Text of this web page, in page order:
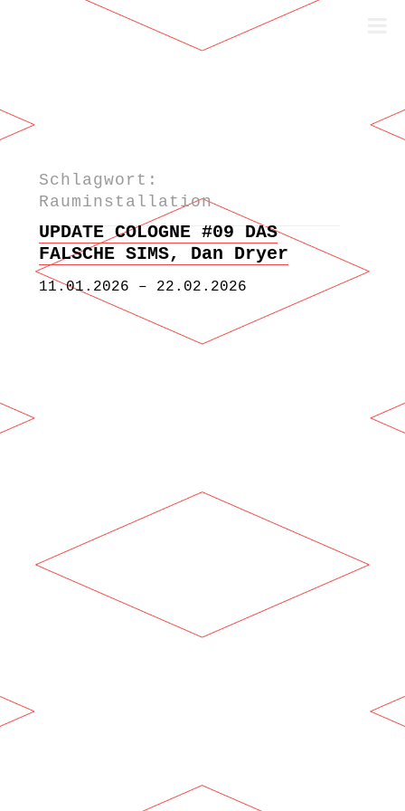
Zum Inhalt springen
Schlagwort:
Rauminstallation
UPDATE COLOGNE #09 DAS
FALSCHE SIMS, Dan Dryer
11.01.2026 – 22.02.2026